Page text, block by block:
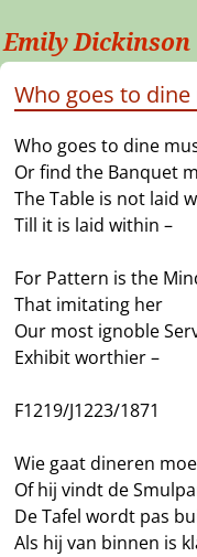
Emily Dickinson
Who goes to
Who goes to dine
Or find the Banquet
The Table is not laid
Till it is laid within –
For Pattern is the
That imitating her
Our most ignoble
Exhibit worthier –
F1219/J1223/1871
Wie gaat dineren
Of hij vindt de
De Tafel wordt pas
Als hij van binnen is